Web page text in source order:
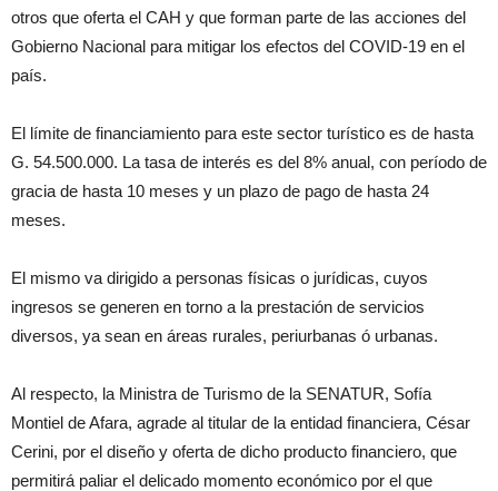
otros que oferta el CAH y que forman parte de las acciones del
Gobierno Nacional para mitigar los efectos del COVID-19 en el
país.
El límite de financiamiento para este sector turístico es de hasta
G. 54.500.000. La tasa de interés es del 8% anual, con período de
gracia de hasta 10 meses y un plazo de pago de hasta 24
meses.
El mismo va dirigido a personas físicas o jurídicas, cuyos
ingresos se generen en torno a la prestación de servicios
diversos, ya sean en áreas rurales, periurbanas ó urbanas.
Al respecto, la Ministra de Turismo de la SENATUR, Sofía
Montiel de Afara, agrade al titular de la entidad financiera, César
Cerini, por el diseño y oferta de dicho producto financiero, que
permitirá paliar el delicado momento económico por el que